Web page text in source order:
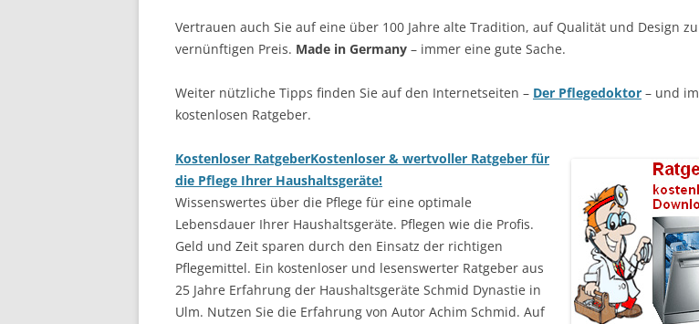
Vertrauen auch Sie auf eine über 100 Jahre alte Tradition, auf Qualität und Design zu
vernünftigen Preis. Made in Germany – immer eine gute Sache.
Weiter nützliche Tipps finden Sie auf den Internetseiten – Der Pflegedoktor – und im
kostenlosen Ratgeber.
Kostenloser RatgeberKostenloser & wertvoller Ratgeber für
die Pflege Ihrer Haushaltsgeräte!
Wissenswertes über die Pflege für eine optimale
Lebensdauer Ihrer Haushaltsgeräte. Pflegen wie die Profis.
Geld und Zeit sparen durch den Einsatz der richtigen
Pflegemittel. Ein kostenloser und lesenswerter Ratgeber aus
25 Jahre Erfahrung der Haushaltsgeräte Schmid Dynastie in
Ulm. Nutzen Sie die Erfahrung von Autor Achim Schmid. Auf